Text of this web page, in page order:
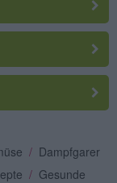
/ Dampfgarer
/ Gesunde